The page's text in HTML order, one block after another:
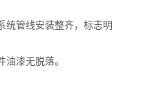
统管线安装整齐，标志明
油漆无脱落。